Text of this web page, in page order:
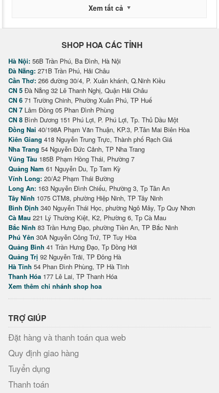
Xem tất cả
SHOP HOA CÁC TỈNH
Hà Nội: 56B Trần Phú, Ba Đình, Hà Nội
Đà Nẵng: 271B Trần Phú, Hải Châu
Cần Thơ: 266 đường 30/4, P. Xuân khánh, Q.Ninh Kiều
CN 5 Đà Nẵng 32 Lê Thanh Nghị, Quận Hải Châu
CN 6 71 Trường Chinh, Phường Xuân Phú, TP Huế
CN 7 Lâm Đồng 05 Phan Đình Phùng
CN 8 Bình Dương 151 Phú Lợi, P. Phú Lợi, Tp. Thủ Dầu Một
Đồng Nai 40/198A Phạm Văn Thuận, KP.3, P.Tân Mai Biên Hòa
Kiên Giang 418 Nguyễn Trung Trực, Thành phố Rạch Giá
Nha Trang 54 Nguyễn Đức Cảnh, TP Nha Trang
Vũng Tàu 185B Phạm Hồng Thái, Phường 7
Quảng Nam 61 Nguyễn Du, Tp Tam Kỳ
Vĩnh Long: 20/A2 Phạm Thái Bường
Long An: 163 Nguyễn Đình Chiểu, Phường 3, Tp Tân An
Tây Ninh 1075 CTM8, phường Hiệp Ninh, TP Tây Ninh
Bình Định 340 Nguyễn Thái Học, phường Ngô Mây, Tp Quy Nhơn
Cà Mau 221 Lý Thường Kiệt, K2, Phường 6, Tp Cà Mau
Bắc Ninh 83 Trần Hưng Đạo, phường Tiền An, TP Bắc Ninh
Phú Yên 30A Nguyễn Công Trứ, TP Tuy Hòa
Quảng Bình 41 Trần Hưng Đạo, Tp Đồng Hới
Quảng Trị 92 Nguyễn Trãi, TP Đông Hà
Hà Tĩnh 54 Phan Đình Phùng, TP Hà Tĩnh
Thanh Hóa 177 Lê Lai, TP Thanh Hóa
Xem thêm chi nhánh shop hoa
TRỢ GIÚP
Đặt hàng và thanh toán qua web
Quy định giao hàng
Tuyển dụng
Thanh toán